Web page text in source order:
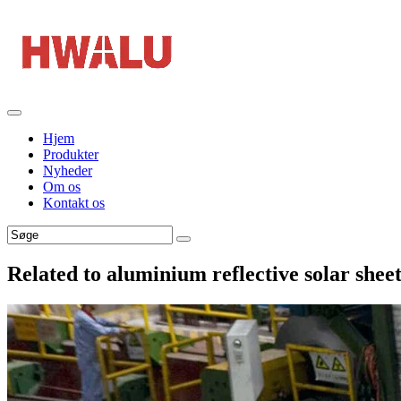
Hjem
Produkter
Nyheder
Om os
Kontakt os
Related to aluminium reflective solar sheet